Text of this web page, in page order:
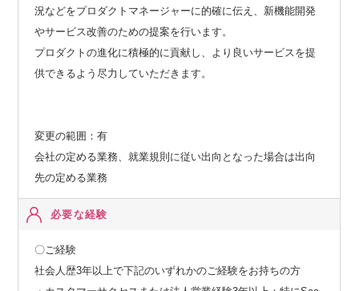
況などをプロダクトマネージャーに的確に伝え、新機能開発
やサービス改善のための提案を行います。
プロダクトの進化に積極的に貢献し、より良いサービスを提
供できるよう尽力していただきます。
変更の範囲：有
会社の定める業務、就業規則に従い出向となった場合は出向
先の定める業務
必要な経験
〇ご経験
社会人歴3年以上で下記のいずれかのご経験をお持ちの方